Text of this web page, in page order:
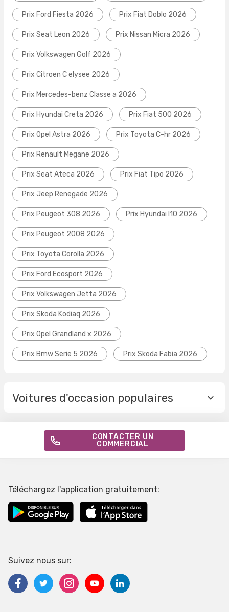
Prix Ford Fiesta 2026 Prix Fiat Doblo 2026
Prix Seat Leon 2026 Prix Nissan Micra 2026
Prix Volkswagen Golf 2026
Prix Citroen C elysee 2026
Prix Mercedes-benz Classe a 2026
Prix Hyundai Creta 2026 Prix Fiat 500 2026
Prix Opel Astra 2026 Prix Toyota C-hr 2026
Prix Renault Megane 2026
Prix Seat Ateca 2026 Prix Fiat Tipo 2026
Prix Jeep Renegade 2026
Prix Peugeot 308 2026 Prix Hyundai I10 2026
Prix Peugeot 2008 2026
Prix Toyota Corolla 2026
Prix Ford Ecosport 2026
Prix Volkswagen Jetta 2026
Prix Skoda Kodiaq 2026
Prix Opel Grandland x 2026
Prix Bmw Serie 5 2026 Prix Skoda Fabia 2026
Voitures d'occasion populaires
CONTACTER UN
COMMERCIAL
Téléchargez l'application gratuitement:
Suivez nous sur: